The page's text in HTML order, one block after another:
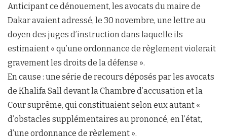
Anticipant ce dénouement, les avocats du maire de
Dakar avaient adressé, le 30 novembre, une lettre au
doyen des juges d’instruction dans laquelle ils
estimaient « qu’une ordonnance de règlement violerait
gravement les droits de la défense ».
En cause : une série de recours déposés par les avocats
de Khalifa Sall devant la Chambre d’accusation et la
Cour suprême, qui constituaient selon eux autant «
d’obstacles supplémentaires au prononcé, en l’état,
d’une ordonnance de règlement ».